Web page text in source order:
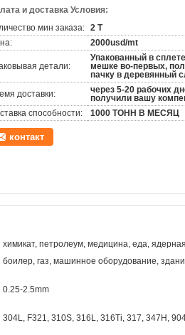
и доставка Условия:
мин заказа: 2 Т
2000usd/mt
детали:
Упакованный в
мешке во-первых,
пачку в деревянный
доставки:
через 5-20 рабочих
получили вашу
способности:
1000 ТОНН В МЕСЯЦ
контакт
химикат, петролеум, медицина, еда,
боилер, газ, машинное оборудование,
0.25-2.5mm
304L, F321, 310S, 316L, 316Ti, 317, 347H,